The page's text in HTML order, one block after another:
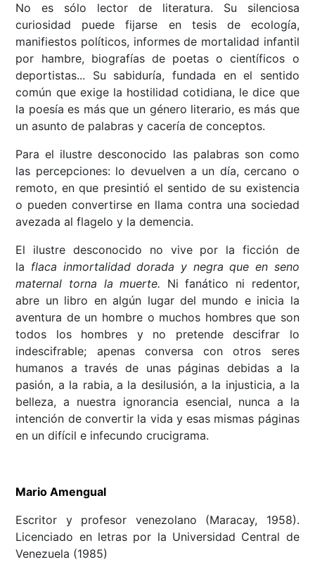
No es sólo lector de literatura. Su silenciosa
curiosidad puede fijarse en tesis de ecología,
manifiestos políticos, informes de mortalidad infantil
por hambre, biografías de poetas o científicos o
deportistas... Su sabiduría, fundada en el sentido
común que exige la hostilidad cotidiana, le dice que
la poesía es más que un género literario, es más que
un asunto de palabras y cacería de conceptos.
Para el ilustre desconocido las palabras son como
las percepciones: lo devuelven a un día, cercano o
remoto, en que presintió el sentido de su existencia
o pueden convertirse en llama contra una sociedad
avezada al flagelo y la demencia.
El ilustre desconocido no vive por la ficción de
la flaca inmortalidad dorada y negra que en seno
maternal torna la muerte. Ni fanático ni redentor,
abre un libro en algún lugar del mundo e inicia la
aventura de un hombre o muchos hombres que son
todos los hombres y no pretende descifrar lo
indescifrable; apenas conversa con otros seres
humanos a través de unas páginas debidas a la
pasión, a la rabia, a la desilusión, a la injusticia, a la
belleza, a nuestra ignorancia esencial, nunca a la
intención de convertir la vida y esas mismas páginas
en un difícil e infecundo crucigrama.
Mario Amengual
Escritor y profesor venezolano (Maracay, 1958).
Licenciado en letras por la Universidad Central de
Venezuela (1985)